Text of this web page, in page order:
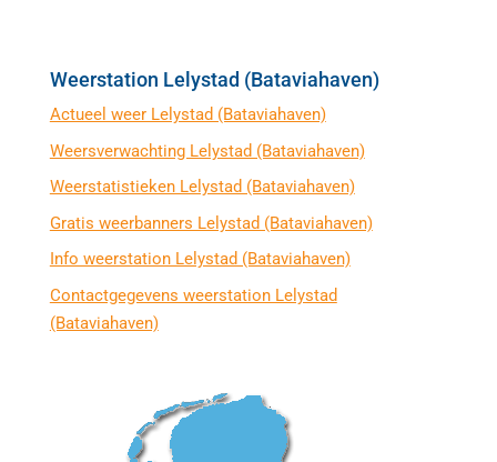
Weerstation Lelystad (Bataviahaven)
Actueel weer Lelystad (Bataviahaven)
Weersverwachting Lelystad (Bataviahaven)
Weerstatistieken Lelystad (Bataviahaven)
Gratis weerbanners Lelystad (Bataviahaven)
Info weerstation Lelystad (Bataviahaven)
Contactgegevens weerstation Lelystad
(Bataviahaven)